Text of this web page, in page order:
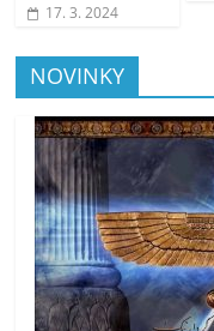
17. 3. 2024
NOVINKY